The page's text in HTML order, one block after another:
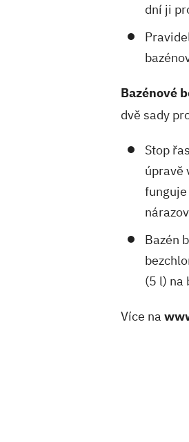
dní ji
Bazénové
dvě sady
Stop
úpravě
funguje
Bazén
(5 l) na
Více na